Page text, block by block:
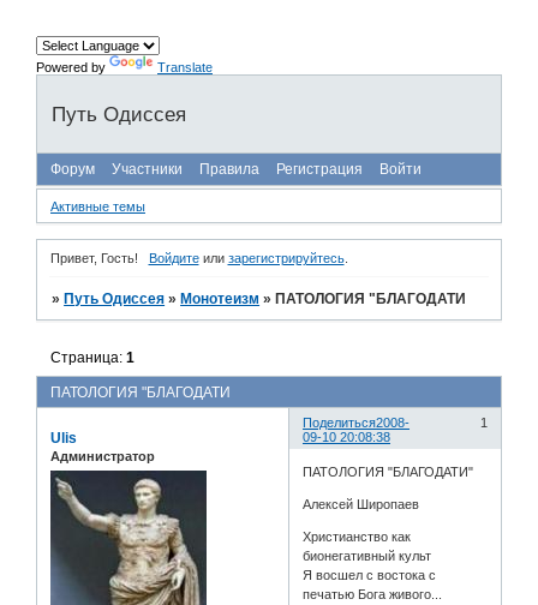
Powered by Translate
Путь Одиссея
Форум Участники Правила Регистрация Войти
Активные темы
Привет, Гость! Войдитеили зарегистрируйтесь.
» Путь Одиссея » Монотеизм » ПАТОЛОГИЯ "БЛАГОДАТИ
ПАТОЛОГИЯ "БЛАГОДАТИ
Страница:1
Поделиться 1
2008-
09-10 20:08:38
Ulis
Администратор
ПАТОЛОГИЯ "БЛАГОДАТИ"
Алексей Широпаев
Христианство как
бионегативный культ
Я восшел с востока с
печатью Бога живого...